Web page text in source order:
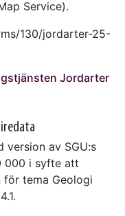
Service).
130/jordarter-25-
Jordarter
version av SGU:s
000 i syfte att
tema Geologi